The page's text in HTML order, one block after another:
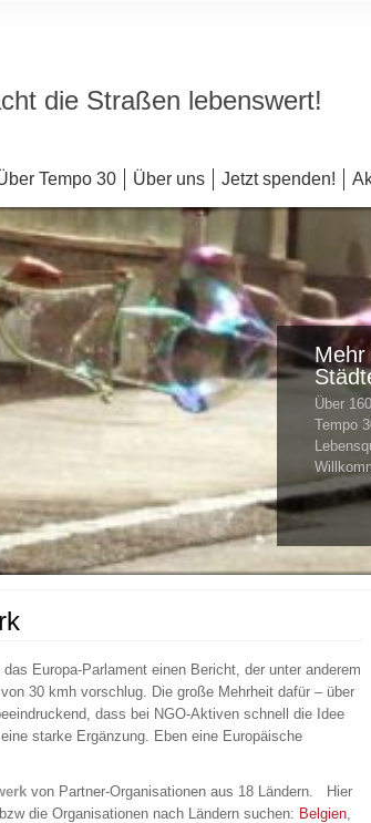
die Straßen lebenswert!
Tempo 30 Über uns Jetzt spenden!
Mehr
Über
Tempo
Europa-Parlament einen Bericht, der unter anderem
30 kmh vorschlug. Die große Mehrheit dafür – über
dass bei NGO-Aktiven schnell die Idee
starke Ergänzung. Eben eine Europäische
von Partner-Organisationen aus 18 Ländern. Hier
die Organisationen nach Ländern suchen: Belgien,